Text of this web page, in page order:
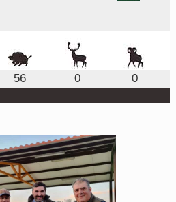
56 0 0